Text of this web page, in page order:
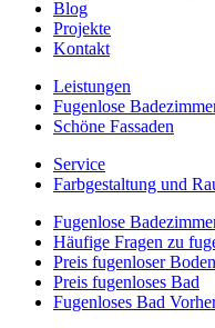
Blog
Projekte
Kontakt
Leistungen
Fugenlose
Schöne Fassaden
Service
Farbgestaltung und
Fugenlose
Häufige Fragen zu
Preis fugenloser Boden
Preis fugenloses Bad
Fugenloses Bad